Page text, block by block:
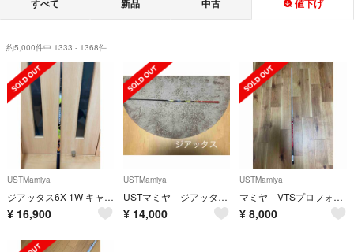
すべて 新品 中古 値下げ
約5,000件中 1333 - 1368件
USTMamiya
ジアッタス6X 1W キャロウェイスリーブ対応
¥ 16,900
USTMamiya
USTマミヤ ジアッタス5S キャロウェイスリーブ
¥ 14,000
USTMamiya
マミヤ VTSプロフォース シルバー 6S
¥ 8,000